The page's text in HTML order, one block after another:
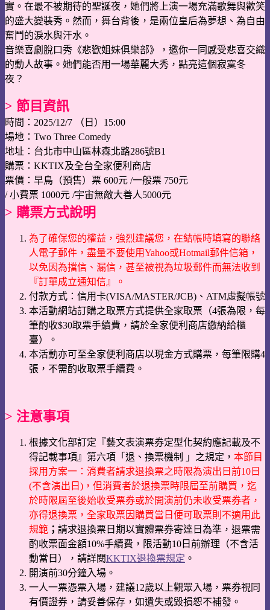
實。在最不被期待的聖誕夜，她們將上演一場充滿歌舞與歡笑
的盛大變裝秀。然而，舞台背後，是兩位皇后為夢想、為自由
奮鬥的淚水與汗水。
音樂喜劇脫口秀《悲歡姐妹俱樂部》，邀你一同感受悲喜交織
的動人故事。她們能否用一場華麗大秀，點亮這個寂寞冬
夜？
> 節目資訊
時間：2025/12/7 （日）15:00
場地：Two Three Comedy
地址：台北市中山區林森北路286號B1
購票：KKTIX及全台全家便利商店
票價：早鳥（預售）票 600元 /一般票 750元
/ 小費票 1000元 /宇宙無敵大善人5000元
> 購票方式說明
為了確保您的權益，強烈建議您，在結帳時填寫的聯絡
人電子郵件，盡量不要使用Yahoo或Hotmail郵件信箱，
以免因為擋信、漏信，甚至被視為垃圾郵件而無法收到
『訂單成立通知信』。
付款方式：信用卡(VISA/MASTER/JCB)、ATM虛擬帳號
本活動網站訂購之取票方式提供全家取票（4張為限，每
筆酌收$30取票手續費，請於全家便利商店繳納給櫃
臺）。
本活動亦可至全家便利商店以現金方式購票，每筆限購4
張，不需酌收取票手續費。
> 注意事項
根據文化部訂定『藝文表演票券定型化契約應記載及不
得記載事項』第六項「退、換票機制 」之規定， 本節目
採用方案一：消費者請求退換票之時限為演出日前10日
(不含演出日)，但消費者於退換票時限屆至前購買，迄
於時限屆至後始收受票券或於開演前仍未收受票券者，
亦得退換票，全家取票因購買當日便可取票則不適用此
規範 ； 請求退換票日期以實體票券寄達日為準，退票需
酌收票面金額10%手續費，限活動10日前辦理（不含活
動當日），請詳閱KKTIX退換票規定 。
開演前30分鐘入場。
一人一票憑票入場，建議12歲以上觀眾入場，票券視同
有價證券，請妥善保存，如遺失或毀損恕不補發。